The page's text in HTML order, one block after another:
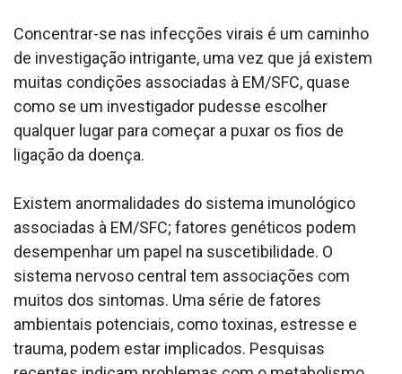
Concentrar-se nas infecções virais é um caminho
de investigação intrigante, uma vez que já existem
muitas condições associadas à EM/SFC, quase
como se um investigador pudesse escolher
qualquer lugar para começar a puxar os fios de
ligação da doença.
Existem anormalidades do sistema imunológico
associadas à EM/SFC; fatores genéticos podem
desempenhar um papel na suscetibilidade. O
sistema nervoso central tem associações com
muitos dos sintomas. Uma série de fatores
ambientais potenciais, como toxinas, estresse e
trauma, podem estar implicados. Pesquisas